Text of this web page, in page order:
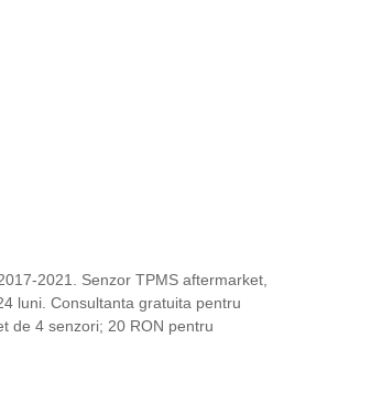
2021. Senzor TPMS aftermarket,
luni. Consultanta gratuita pentru
de 4 senzori; 20 RON pentru